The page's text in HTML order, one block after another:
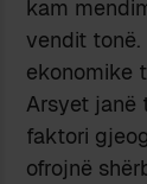
kam
vendit
ekonomike
Arsyet janë
faktori
ofrojnë